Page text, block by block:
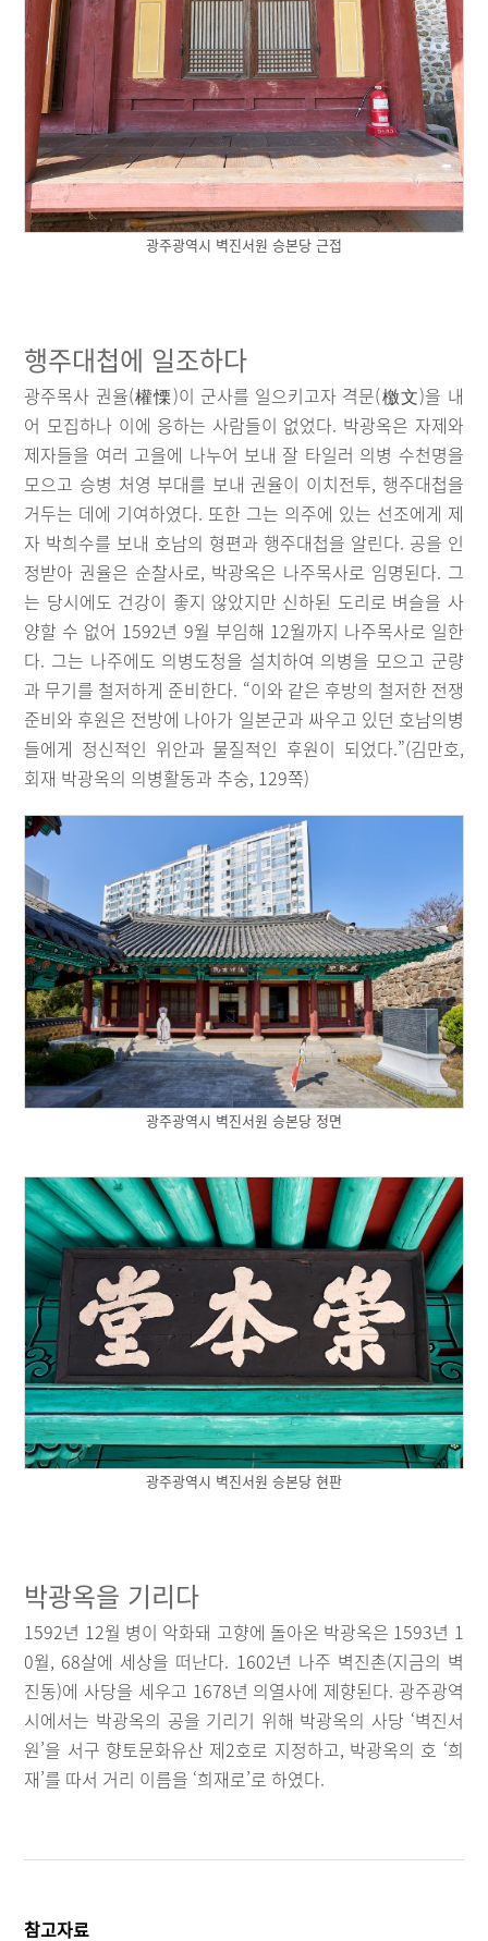
광주광역시 벽진서원 승본당 근접
행주대첩에 일조하다
광주목사 권율(權慄)이 군사를 일으키고자 격문(檄文)을 내
어 모집하나 이에 응하는 사람들이 없었다. 박광옥은 자제와
제자들을 여러 고을에 나누어 보내 잘 타일러 의병 수천명을
모으고 승병 처영 부대를 보내 권율이 이치전투, 행주대첩을
거두는 데에 기여하였다. 또한 그는 의주에 있는 선조에게 제
자 박희수를 보내 호남의 형편과 행주대첩을 알린다. 공을 인
정받아 권율은 순찰사로, 박광옥은 나주목사로 임명된다. 그
는 당시에도 건강이 좋지 않았지만 신하된 도리로 벼슬을 사
양할 수 없어 1592년 9월 부임해 12월까지 나주목사로 일한
다. 그는 나주에도 의병도청을 설치하여 의병을 모으고 군량
과 무기를 철저하게 준비한다. “이와 같은 후방의 철저한 전쟁
준비와 후원은 전방에 나아가 일본군과 싸우고 있던 호남의병
들에게 정신적인 위안과 물질적인 후원이 되었다.”(김만호,
회재 박광옥의 의병활동과 추숭, 129쪽)
광주광역시 벽진서원 승본당 정면
광주광역시 벽진서원 승본당 현판
박광옥을 기리다
1592년 12월 병이 악화돼 고향에 돌아온 박광옥은 1593년 1
0월, 68살에 세상을 떠난다. 1602년 나주 벽진촌(지금의 벽
진동)에 사당을 세우고 1678년 의열사에 제향된다. 광주광역
시에서는 박광옥의 공을 기리기 위해 박광옥의 사당 ‘벽진서
원’을 서구 향토문화유산 제2호로 지정하고, 박광옥의 호 ‘희
재’를 따서 거리 이름을 ‘희재로’로 하였다.
참고자료